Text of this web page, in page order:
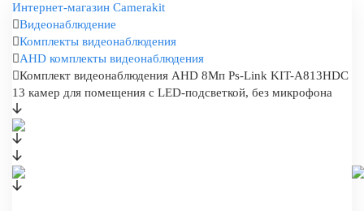
Интернет-магазин Camerakit
Видеонаблюдение
Комплекты видеонаблюдения
AHD комплекты видеонаблюдения
Комплект видеонаблюдения AHD 8Мп Ps-Link KIT-A813HDC
13 камер для помещения с LED-подсветкой, без микрофона